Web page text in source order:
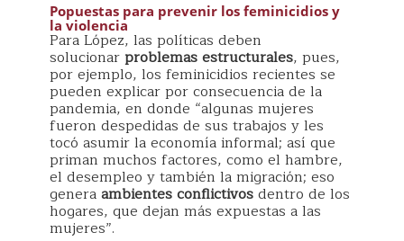
Popuestas para prevenir los feminicidios y
la violencia
Para López, las políticas deben
solucionarproblemas estructurales, pues,
por ejemplo, los feminicidios recientes se
pueden explicar por consecuencia de la
pandemia, en donde “algunas mujeres
fueron despedidas de sus trabajos y les
tocó asumir la economía informal; así que
priman muchos factores, como el hambre,
el desempleo y también la migración; eso
generaambientes conflictivosdentro de los
hogares, que dejan más expuestas a las
mujeres”.